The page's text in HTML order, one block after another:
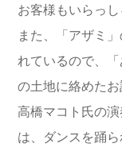
お客様もいらっし
また、「アザミ
れているので、
の土地に絡めたお
高橋マコト氏の
は、ダンスを踊ら